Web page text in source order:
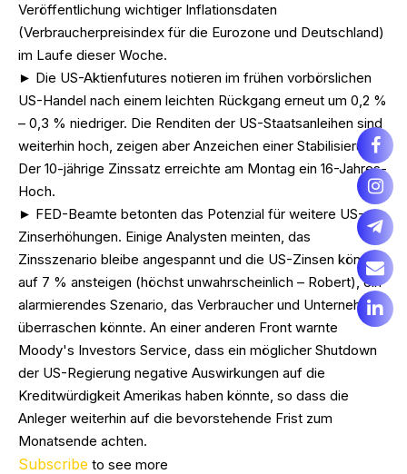
Veröffentlichung wichtiger Inflationsdaten
(Verbraucherpreisindex für die Eurozone und Deutschland)
im Laufe dieser Woche.
► Die US-Aktienfutures notieren im frühen vorbörslichen
US-Handel nach einem leichten Rückgang erneut um 0,2 %
– 0,3 % niedriger. Die Renditen der US-Staatsanleihen sind
weiterhin hoch, zeigen aber Anzeichen einer Stabilisierung.
Der 10-jährige Zinssatz erreichte am Montag ein 16-Jahres-
Hoch.
► FED-Beamte betonten das Potenzial für weitere US-
Zinserhöhungen. Einige Analysten meinten, das
Zinsszenario bleibe angespannt und die US-Zinsen könnten
auf 7 % ansteigen (höchst unwahrscheinlich – Robert), ein
alarmierendes Szenario, das Verbraucher und Unternehmen
überraschen könnte. An einer anderen Front warnte
Moody's Investors Service, dass ein möglicher Shutdown
der US-Regierung negative Auswirkungen auf die
Kreditwürdigkeit Amerikas haben könnte, so dass die
Anleger weiterhin auf die bevorstehende Frist zum
Monatsende achten.
Subscribe to see more